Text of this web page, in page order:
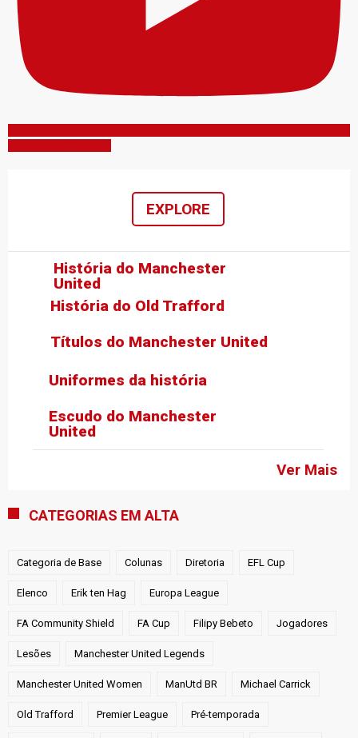
EXPLORE
História do Old Trafford
Títulos do Manchester United
Uniformes da história
Ver Mais
História do Manchester
United
Escudo do Manchester
United
CATEGORIAS EM ALTA
Categoria de Base Colunas Diretoria EFL Cup
Elenco Erik ten Hag Europa League
FA Community Shield FA Cup Filipy Bebeto Jogadores
Lesões Manchester United Legends
Manchester United Women ManUtd BR Michael Carrick
Old Trafford Premier League Pré-temporada